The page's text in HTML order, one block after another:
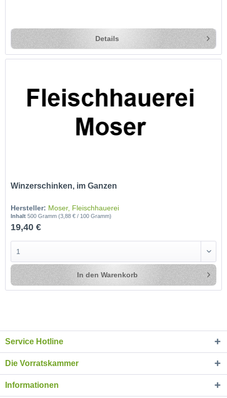
Details
Winzerschinken, im Ganzen
Hersteller: Moser, Fleischhauerei
Inhalt500 Gramm(3,88 € / 100 Gramm)
19,40 €
In den Warenkorb
Service Hotline
Die Vorratskammer
Informationen